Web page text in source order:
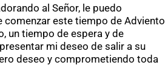
al Señor, le puedo
comenzar este tiempo de Adviento
un tiempo de espera y de
mi deseo de salir a su
deseo y comprometiendo toda